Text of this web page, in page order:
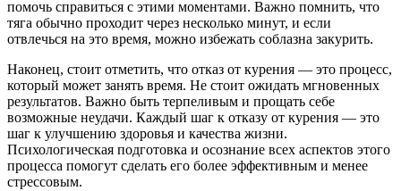
помочь справиться с этими моментами. Важно помнить, что
тяга обычно проходит через несколько минут, и если
отвлечься на это время, можно избежать соблазна закурить.
Наконец, стоит отметить, что отказ от курения — это процесс,
который может занять время. Не стоит ожидать мгновенных
результатов. Важно быть терпеливым и прощать себе
возможные неудачи. Каждый шаг к отказу от курения — это
шаг к улучшению здоровья и качества жизни.
Психологическая подготовка и осознание всех аспектов этого
процесса помогут сделать его более эффективным и менее
стрессовым.